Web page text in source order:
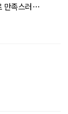
합리적인 가격과 빠른 처리로 만족스러운 기변